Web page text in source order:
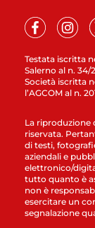
Testata iscritta
Salerno al n. 34/
Società iscritta
l’AGCOM al n.
La riproduzione
riservata.
di testi,
aziendali e
elettronico/
tutto quanto è
non è
esercitare un
segnalazione